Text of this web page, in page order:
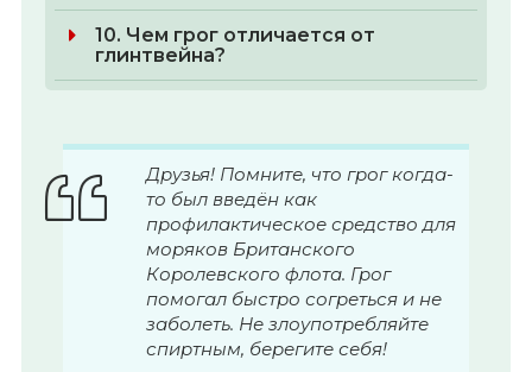
10. Чем грог отличается от
глинтвейна?
Друзья! Помните, что грог когда-
то был введён как
профилактическое средство для
моряков Британского
Королевского флота. Грог
помогал быстро согреться и не
заболеть. Не злоупотребляйте
спиртным, берегите себя!